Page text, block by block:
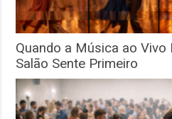
Quando a Música ao Vivo
Salão Sente Primeiro